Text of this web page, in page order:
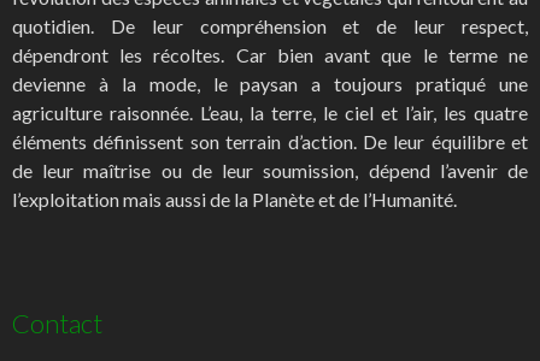
quotidien. De leur compréhension et de leur respect,
dépendront les récoltes. Car bien avant que le terme ne
devienne à la mode, le paysan a toujours pratiqué une
agriculture raisonnée. L’eau, la terre, le ciel et l’air, les quatre
éléments définissent son terrain d’action. De leur équilibre et
de leur maîtrise ou de leur soumission, dépend l’avenir de
l’exploitation mais aussi de la Planète et de l’Humanité.
Contact